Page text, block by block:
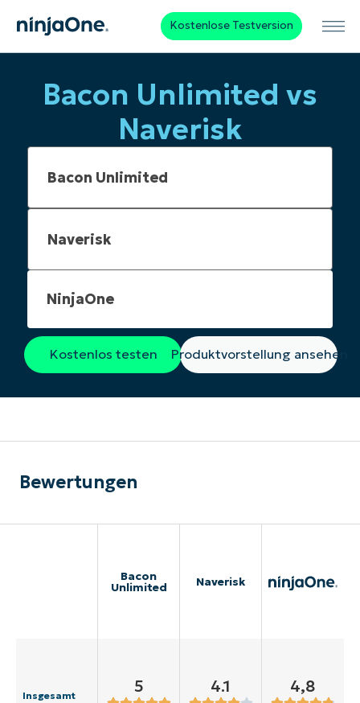
Kostenlose Testversion
Bacon Unlimited vs
Naverisk
NinjaOne
Kostenlos testen Produktvorstellung ansehen
Bewertungen
Bacon
Unlimited Naverisk
Insgesamt 5 4.1 4,8